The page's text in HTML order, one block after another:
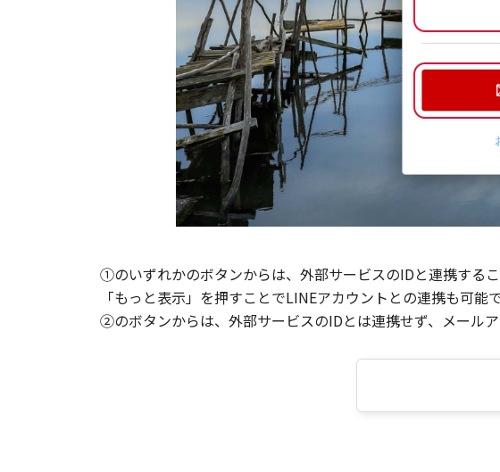
①のいずれかのボタンからは、外部サービスのIDと連携する
「もっと表示」を押すことでLINEアカウントとの連携も可能で
②のボタンからは、外部サービスのIDとは連携せず、メール